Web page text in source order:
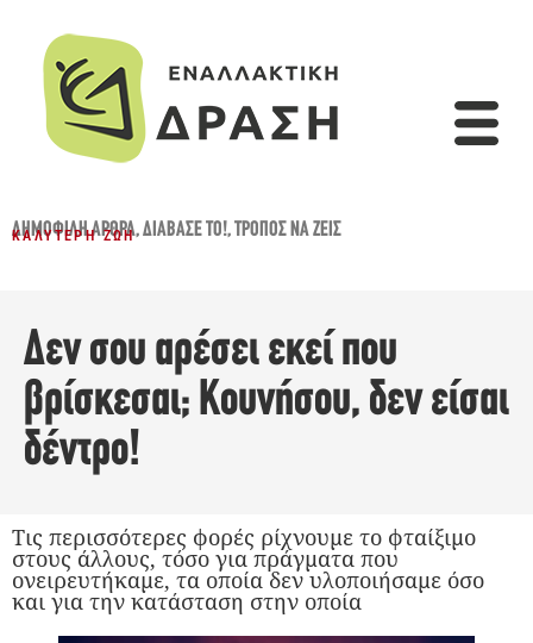
ΔΗΜΟΦΙΛΉ ΆΡΘΡΑ,ΔΙΆΒΑΣΈ ΤΟ!,ΤΡΌΠΟΣ ΝΑ ΖΕΙΣ
ΚΑΛΎΤΕΡΗ ΖΩΉ
Δεν σου αρέσει εκεί που
βρίσκεσαι; Κουνήσου, δεν είσαι
δέντρο!
Τις περισσότερες φορές ρίχνουμε το φταίξιμο
στους άλλους, τόσο για πράγματα που
ονειρευτήκαμε, τα οποία δεν υλοποιήσαμε όσο
και για την κατάσταση στην οποία